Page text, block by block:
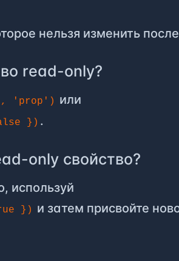
нельзя изменить
read-only?
'prop') или
}) .
only свойство?
используй
}) и затем присвойте